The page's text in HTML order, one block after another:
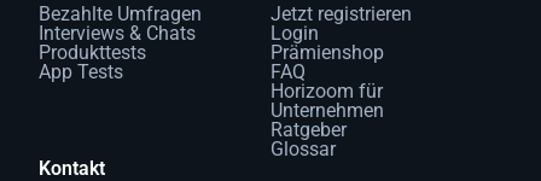
Bezahlte Umfragen
Interviews & Chats
Produkttests
App Tests
Jetzt registrieren
Login
Prämienshop
FAQ
Horizoom für
Unternehmen
Ratgeber
Glossar
Kontakt